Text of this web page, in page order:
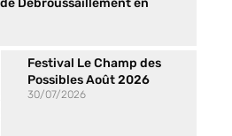
Débroussaillement en
Festival Le Champ des
Possibles Août 2026
30/07/2026